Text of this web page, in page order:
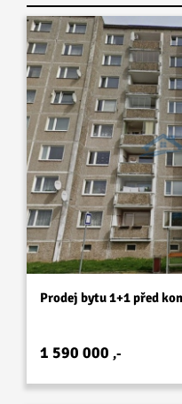
Prodej bytu 1+1 před
1 590 000 ,-